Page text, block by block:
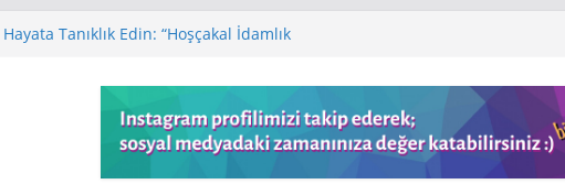
Tanıklık Edin: “Hoşçakal İdamlık
Defteri: Kötülüğün Ortasında Açan
“Serenad” ve Ölümsüz Aşk
Tanımıyla “Kimliksiz” Bir Usta